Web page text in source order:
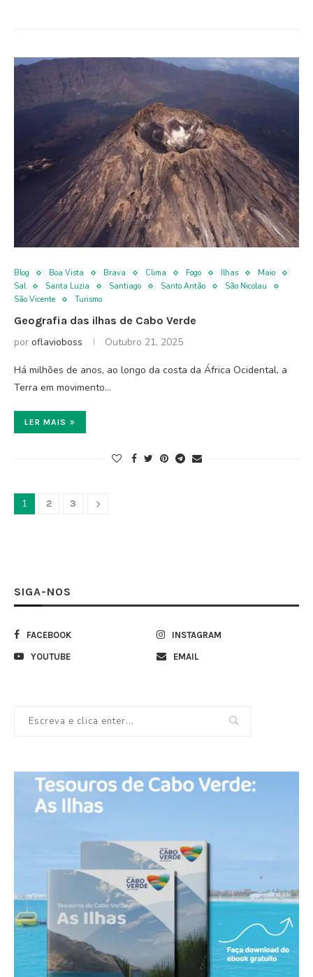
Blog Boa Vista Brava Clima Fogo Ilhas
Maio
Sal
Santa Luzia Santiago Santo Antão
São Nicolau
São Vicente
Turismo
Geografia das ilhas de Cabo Verde
por oflavioboss Outubro 21, 2025
Há milhões de anos, ao longo da costa da África Ocidental, a
Terra em movimento…
LER MAIS
1 2 3
SIGA-NOS
FACEBOOK INSTAGRAM
YOUTUBE EMAIL